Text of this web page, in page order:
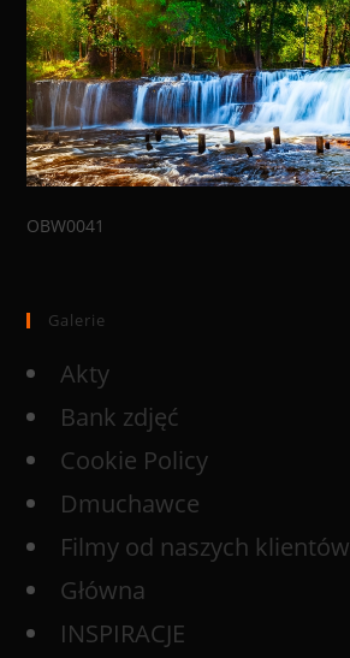
OBW0041
Galerie
Akty
Bank zdjęć
Cookie Policy
Dmuchawce
Filmy od naszych klientów
Główna
INSPIRACJE